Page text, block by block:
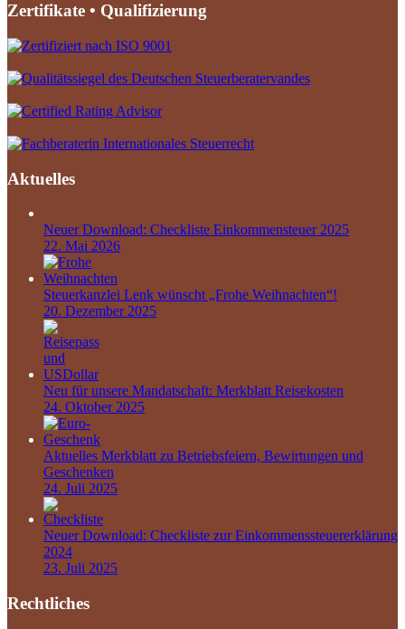
Zertifikate • Qualifizierung
Aktuelles
Neuer Download: Checkliste Einkommensteuer 2025
22. Mai 2026
Steuerkanzlei Lenk wünscht „Frohe Weihnachten“!
20. Dezember 2025
Neu für unsere Mandatschaft: Merkblatt Reisekosten
24. Oktober 2025
Aktuelles Merkblatt zu Betriebsfeiern, Bewirtungen und
Geschenken
24. Juli 2025
Neuer Download: Checkliste zur Einkommenssteuererklärung
2024
23. Juli 2025
Rechtliches